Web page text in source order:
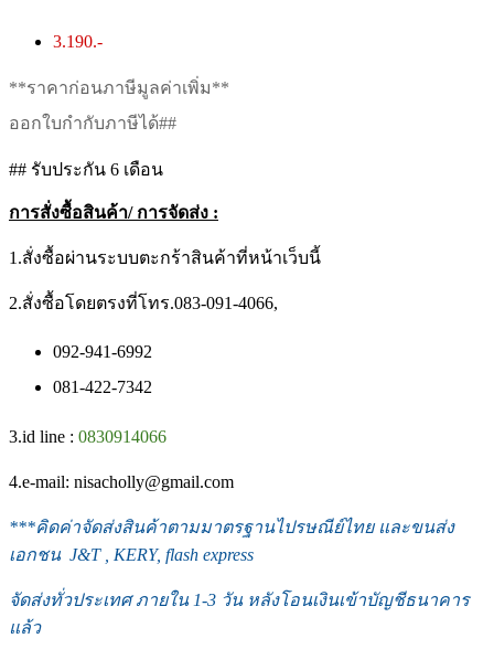
3.190.-
**ราคาก่อนภาษีมูลค่าเพิ่ม**
ออกใบกำกับภาษีได้##
## รับประกัน 6 เดือน
การสั่งซื้อสินค้า/ การจัดส่ง :
1.สั่งซื้อผ่านระบบตะกร้าสินค้าที่หน้าเว็บนี้
2.สั่งซื้อโดยตรงที่โทร.083-091-4066,
092-941-6992
081-422-7342
3.id line : 0830914066
4.e-mail: nisacholly@gmail.com
***คิดค่าจัดส่งสินค้าตามมาตรฐานไปรษณีย์ไทย และขนส่ง
เอกชน J&T , KERY, flash express
จัดส่งทั่วประเทศ ภายใน 1-3 วัน หลังโอนเงินเข้าบัญชีธนาคาร
แล้ว